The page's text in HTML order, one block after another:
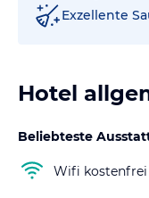
Exzellente
Hotel
Beliebteste
Wifi kostenfrei